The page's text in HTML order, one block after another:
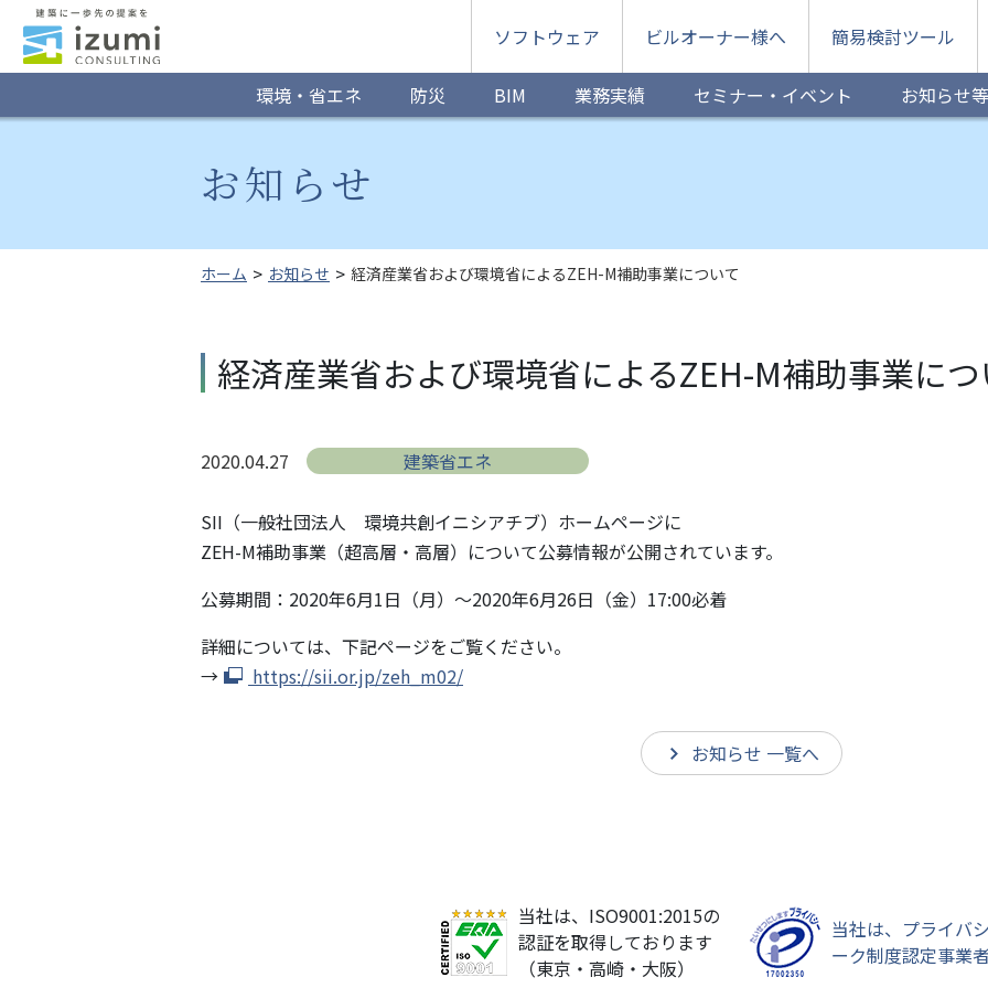
グ
ロ
ー
ソフトウェア ビルオーナー様へ 簡易検討ツール
環境・省エネ 防災 BIM 業務実績 セミナー・イベント お知らせ等
お知らせ
ホーム お知らせ 経済産業省および環境省によるZEH-M補助事業について
経済産業省および環境省によるZEH-M補助事業につ
2020.04.27 建築省エネ
SII（一般社団法人 環境共創イニシアチブ）ホームページに
ZEH-M補助事業（超高層・高層）について公募情報が公開されています。
公募期間：2020年6月1日（月）～2020年6月26日（金）17:00必着
詳細については、下記ページをご覧ください。
→
https://sii.or.jp/zeh_m02/
お知らせ 一覧へ
当社は、ISO9001:2015の
認証を取得しております
（東京・高崎・大阪）
当社は、プライバ
ーク制度認定事業